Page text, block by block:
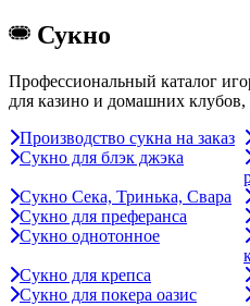
Сукно
Профессиональный каталог
для казино и домашних клубов,
Производство сукна на заказ
Сукно для блэк джэка
Сукно Сека, Тринька, Свара
Сукно для преферанса
Сукно однотонное
Сукно для крепса
Сукно для покера оазис